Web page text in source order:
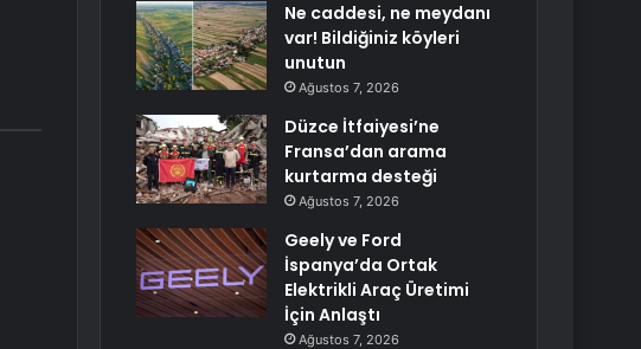
Ne caddesi, ne meydanı
var! Bildiğiniz köyleri
unutun
Ağustos 7, 2026
Düzce İtfaiyesi’ne
Fransa’dan arama
kurtarma desteği
Ağustos 7, 2026
Geely ve Ford
İspanya’da Ortak
Elektrikli Araç Üretimi
İçin Anlaştı
Ağustos 7, 2026